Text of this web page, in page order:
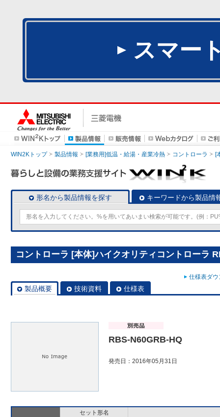
スマー
WIN2Kトップ 製品情報 [業務用]低温・給湯・産業冷熱 コントローラ [
形名から製品情報を探す キーワードから製品情
コントローラ [本体]ハイクオリティコントローラ
仕様表ダ
製品概要 技術資料 仕様表
RBS-N60GRB-HQ
発売日：2016年05月31日
セット形名